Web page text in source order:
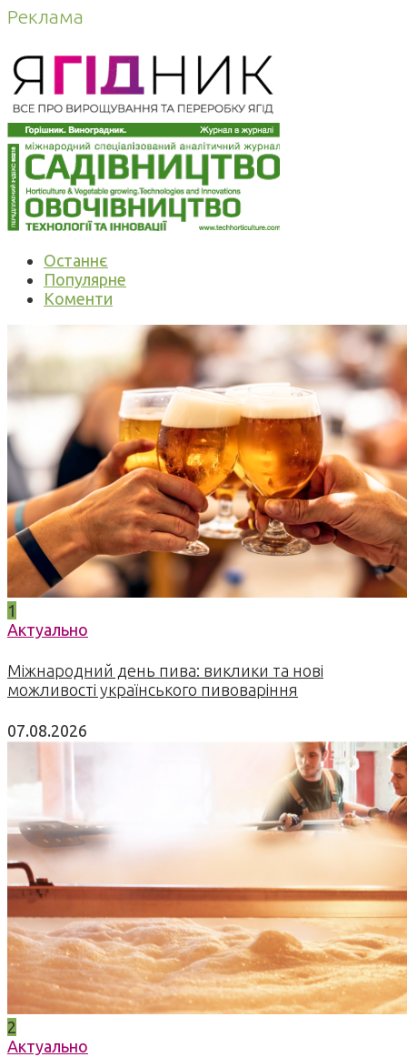
Реклама
Останнє
Популярне
Коменти
1
Актуально
Міжнародний день пива: виклики та нові
можливості українського пивоваріння
07.08.2026
2
Актуально